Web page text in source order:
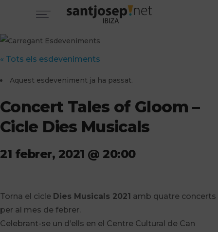
« Tots els esdeveniments
Aquest esdeveniment ja ha passat.
Concert Tales of Gloom –
Cicle Dies Musicals
21 febrer, 2021 @ 20:00
Torna el cicle Dies Musicals 2021 amb quatre concerts
per al mes de febrer.
Celebrant-se un d’ells en el Centre Cultural de Can